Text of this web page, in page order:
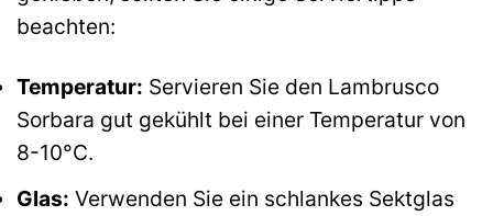
beachten:
Temperatur: Servieren Sie den Lambrusco
Sorbara gut gekühlt bei einer Temperatur von
8-10°C.
Glas: Verwenden Sie ein schlankes Sektglas